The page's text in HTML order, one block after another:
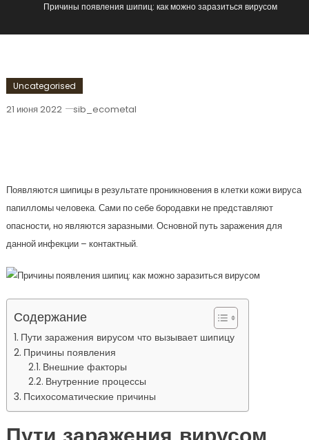
Причины появления шипиц: как можно заразиться вирусом
Uncategorised
21 июня 2022 sib_ecometal
Появляются шипицы в результате проникновения в клетки кожи вируса
папилломы человека. Сами по себе бородавки не представляют
опасности, но являются заразными. Основной путь заражения для
данной инфекции – контактный.
Содержание
Пути заражения вирусом что вызывает шипицу
Причины появления
Внешние факторы
Внутренние процессы
Психосоматические причины